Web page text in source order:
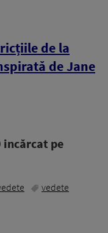
de la
de Jane
incărcat pe
vedete